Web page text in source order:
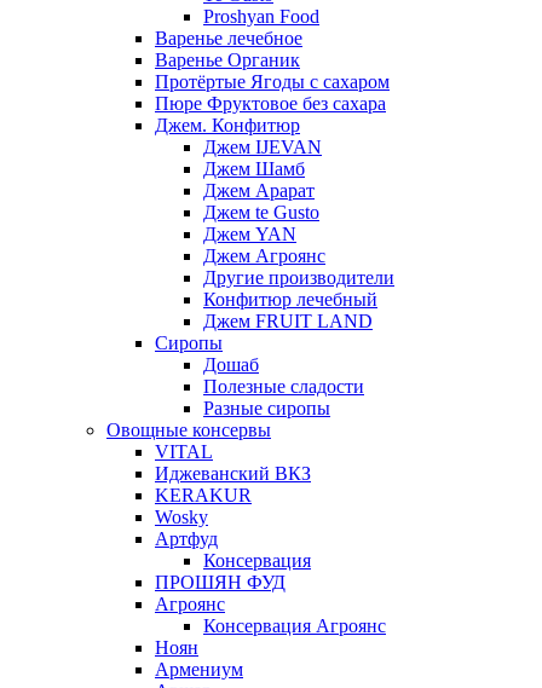
Proshyan Food
Варенье лечебное
Варенье Органик
Протёртые Ягоды с сахаром
Пюре Фруктовое без сахара
Джем. Конфитюр
Джем IJEVAN
Джем Шамб
Джем Арарат
Джем te Gusto
Джем YAN
Джем Агроянс
Другие производители
Конфитюр лечебный
Джем FRUIT LAND
Сиропы
Дошаб
Полезные сладости
Разные сиропы
Овощные консервы
VITAL
Иджеванский ВКЗ
KERAKUR
Wosky
Артфуд
Консервация
ПРОШЯН ФУД
Агроянс
Консервация Агроянс
Ноян
Армениум